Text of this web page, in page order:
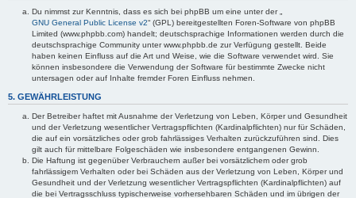
Du nimmst zur Kenntnis, dass es sich bei phpBB um eine unter der „
GNU General Public License v2“ (GPL) bereitgestellten Foren-Software von phpBB
Limited (www.phpbb.com) handelt; deutschsprachige Informationen werden durch die
deutschsprachige Community unter www.phpbb.de zur Verfügung gestellt. Beide
haben keinen Einfluss auf die Art und Weise, wie die Software verwendet wird. Sie
können insbesondere die Verwendung der Software für bestimmte Zwecke nicht
untersagen oder auf Inhalte fremder Foren Einfluss nehmen.
5. GEWÄHRLEISTUNG
Der Betreiber haftet mit Ausnahme der Verletzung von Leben, Körper und Gesundheit
und der Verletzung wesentlicher Vertragspflichten (Kardinalpflichten) nur für Schäden,
die auf ein vorsätzliches oder grob fahrlässiges Verhalten zurückzuführen sind. Dies
gilt auch für mittelbare Folgeschäden wie insbesondere entgangenen Gewinn.
Die Haftung ist gegenüber Verbrauchern außer bei vorsätzlichem oder grob
fahrlässigem Verhalten oder bei Schäden aus der Verletzung von Leben, Körper und
Gesundheit und der Verletzung wesentlicher Vertragspflichten (Kardinalpflichten) auf
die bei Vertragsschluss typischerweise vorhersehbaren Schäden und im übrigen der